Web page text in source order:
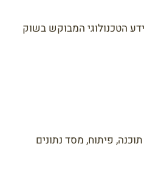
הטכנולוגי המבוקש בשוק
פיתוח, מסד נתונים